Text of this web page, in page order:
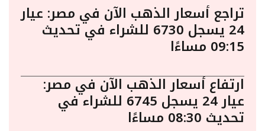
تراجع أسعار الذهب الآن في مصر: عيار
24 يسجل 6730 للشراء في تحديث
09:15 مساءًا
ارتفاع أسعار الذهب الآن في مصر:
عيار 24 يسجل 6745 للشراء في
تحديث 08:30 مساءًا